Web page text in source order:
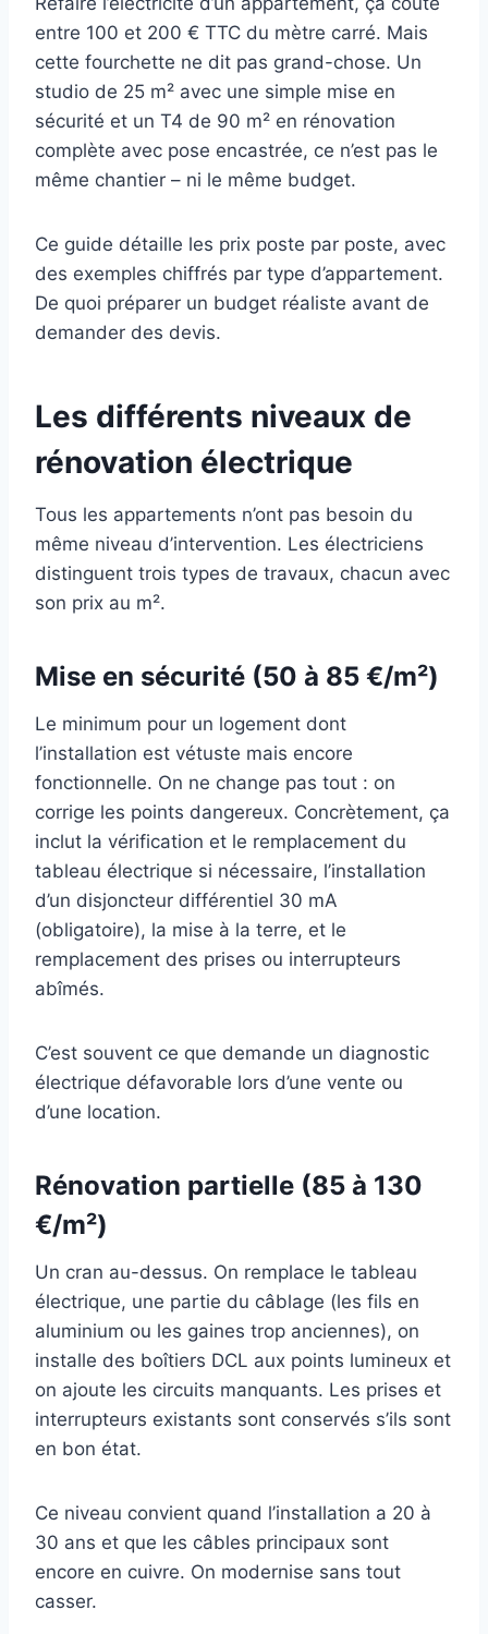
entre 100 et 200 € TTC du mètre carré. Mais
cette fourchette ne dit pas grand-chose. Un
studio de 25 m² avec une simple mise en
sécurité et un T4 de 90 m² en rénovation
complète avec pose encastrée, ce n’est pas le
même chantier – ni le même budget.
Ce guide détaille les prix poste par poste, avec
des exemples chiffrés par type d’appartement.
De quoi préparer un budget réaliste avant de
demander des devis.
Les différents niveaux de
rénovation électrique
Tous les appartements n’ont pas besoin du
même niveau d’intervention. Les électriciens
distinguent trois types de travaux, chacun avec
son prix au m².
Mise en sécurité (50 à 85 €/m²)
Le minimum pour un logement dont
l’installation est vétuste mais encore
fonctionnelle. On ne change pas tout : on
corrige les points dangereux. Concrètement, ça
inclut la vérification et le remplacement du
tableau électrique si nécessaire, l’installation
d’un disjoncteur différentiel 30 mA
(obligatoire), la mise à la terre, et le
remplacement des prises ou interrupteurs
abîmés.
C’est souvent ce que demande un diagnostic
électrique défavorable lors d’une vente ou
d’une location.
Rénovation partielle (85 à 130
€/m²)
Un cran au-dessus. On remplace le tableau
électrique, une partie du câblage (les fils en
aluminium ou les gaines trop anciennes), on
installe des boîtiers DCL aux points lumineux et
on ajoute les circuits manquants. Les prises et
interrupteurs existants sont conservés s’ils sont
en bon état.
Ce niveau convient quand l’installation a 20 à
30 ans et que les câbles principaux sont
encore en cuivre. On modernise sans tout
casser.